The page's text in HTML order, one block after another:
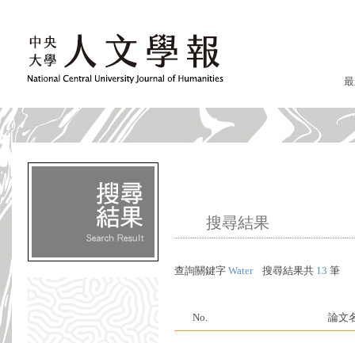
搜尋結果
查詢關鍵字 Water搜尋結果共 13 筆
No. 論文